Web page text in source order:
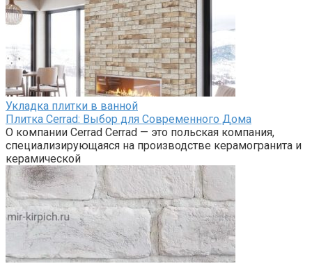
Укладка плитки в ванной
Плитка Cerrad: Выбор для Современного Дома
О компании Cerrad Cerrad — это польская компания,
специализирующаяся на производстве керамогранита и
керамической